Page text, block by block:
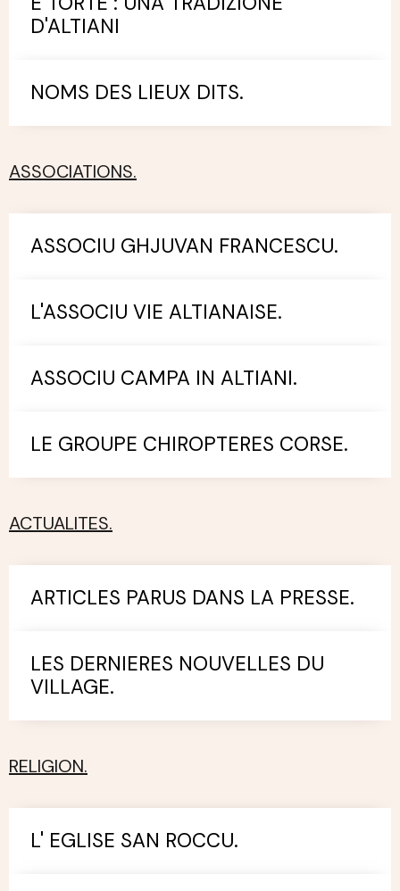
D'ALTIANI
NOMS DES LIEUX DITS.
ASSOCIATIONS.
ASSOCIU GHJUVAN FRANCESCU.
L'ASSOCIU VIE ALTIANAISE.
ASSOCIU CAMPA IN ALTIANI.
LE GROUPE CHIROPTERES CORSE.
ACTUALITES.
ARTICLES PARUS DANS LA PRESSE.
LES DERNIERES NOUVELLES DU
VILLAGE.
RELIGION.
L' EGLISE SAN ROCCU.